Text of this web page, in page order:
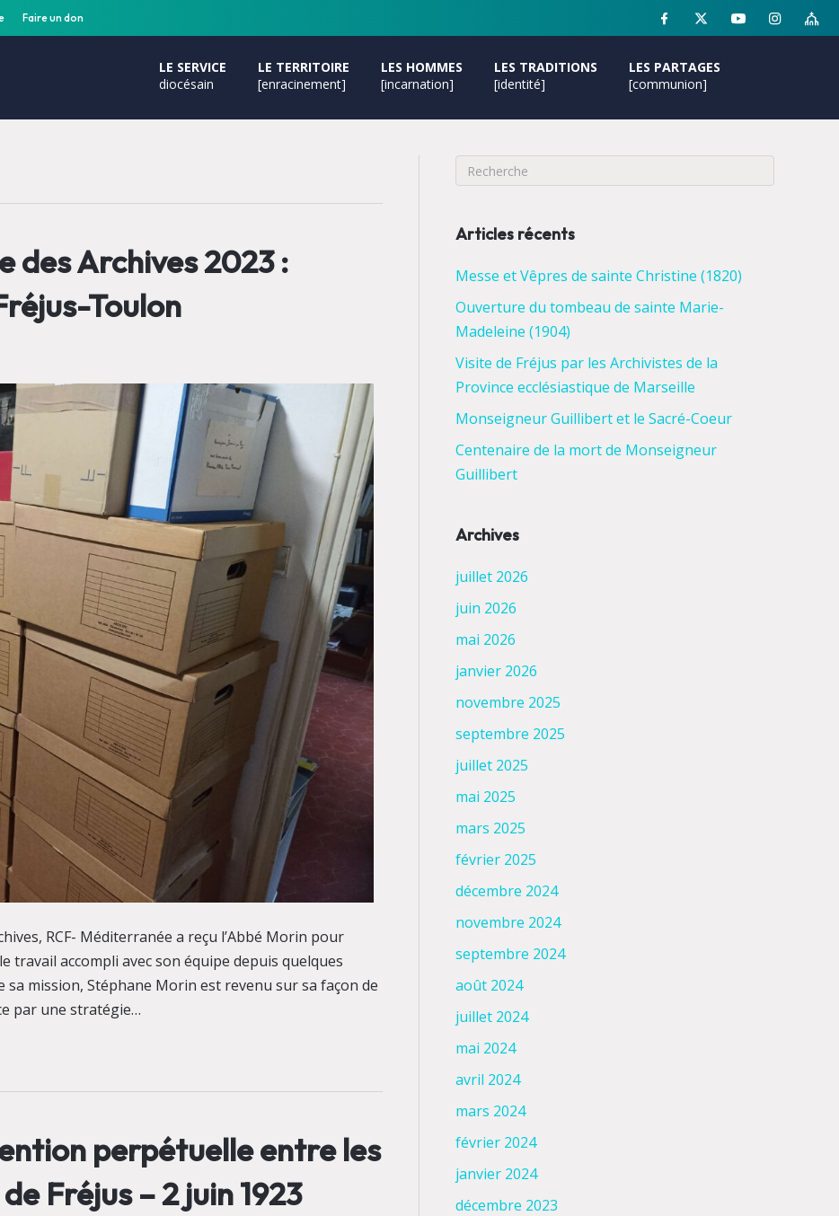
Faire un don
LE SERVICE
diocésain
LE TERRITOIRE
[enracinement]
LES HOMMES
[incarnation]
LES TRADITIONS
[identité]
LES PARTAGES
[communion]
des Archives 2023 :
Toulon
RCF- Méditerranée a reçu l’Abbé Morin pour
travail accompli avec son équipe depuis quelques
sa mission, Stéphane Morin est revenu sur sa façon de
par une stratégie…
perpétuelle entre les
Fréjus – 2 juin 1923
Articles récents
Messe et Vêpres de sainte Christine (1820)
Ouverture du tombeau de sainte Marie-
Madeleine (1904)
Visite de Fréjus par les Archivistes de la
Province ecclésiastique de Marseille
Monseigneur Guillibert et le Sacré-Coeur
Centenaire de la mort de Monseigneur
Guillibert
Archives
juillet 2026
juin 2026
mai 2026
janvier 2026
novembre 2025
septembre 2025
juillet 2025
mai 2025
mars 2025
février 2025
décembre 2024
novembre 2024
septembre 2024
août 2024
juillet 2024
mai 2024
avril 2024
mars 2024
février 2024
janvier 2024
décembre 2023